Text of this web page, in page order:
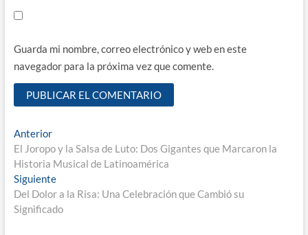
Guarda mi nombre, correo electrónico y web en este
navegador para la próxima vez que comente.
Navegación
de
entradas
AnteriorEntrada
anterior:
El Joropo y la Salsa de Luto: Dos Gigantes que Marcaron la
Historia Musical de Latinoamérica
SiguienteEntrada
siguiente:
Del Dolor a la Risa: Una Celebración que Cambió su
Significado